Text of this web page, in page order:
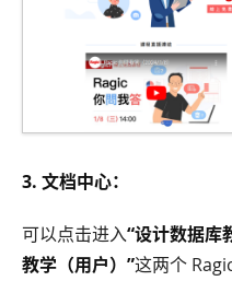
3. 文档中心：
可以点击进入“设计数据库
教学（用户）”这两个